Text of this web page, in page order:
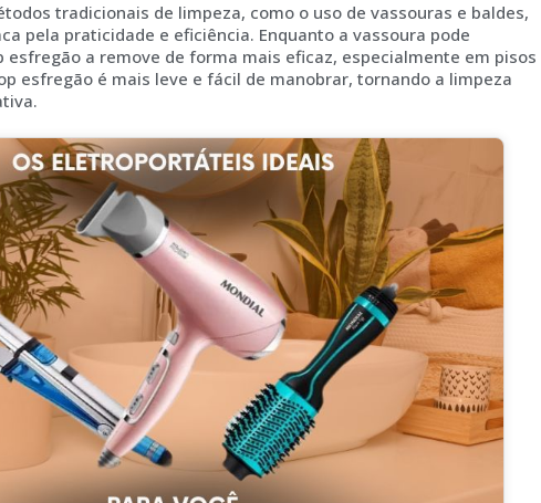
tradicionais de limpeza, como o uso de vassouras e baldes,
pela praticidade e eficiência. Enquanto a vassoura pode
esfregão a remove de forma mais eficaz, especialmente em pisos
esfregão é mais leve e fácil de manobrar, tornando a limpeza